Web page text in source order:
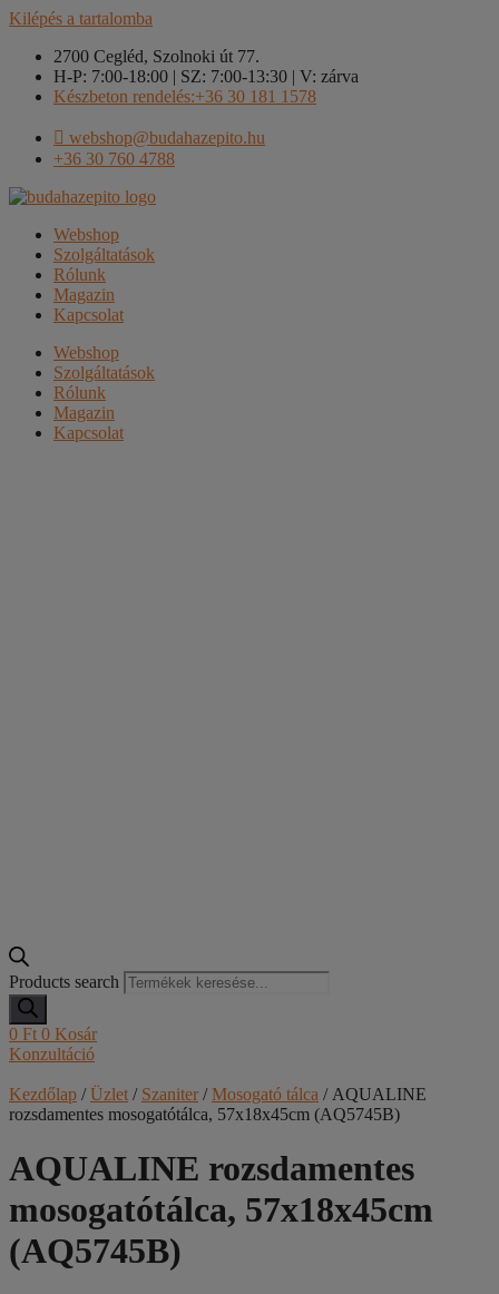
Kilépés a tartalomba
2700 Cegléd, Szolnoki út 77.
H-P: 7:00-18:00 | SZ: 7:00-13:30 | V: zárva
Készbeton rendelés:+36 30 181 1578
webshop@budahazepito.hu
+36 30 760 4788
Webshop
Szolgáltatások
Rólunk
Magazin
Kapcsolat
Webshop
Szolgáltatások
Rólunk
Magazin
Kapcsolat
Products search
0 Ft 0 Kosár
Konzultáció
Kezdőlap /Üzlet / Szaniter /Mosogató tálca / AQUALINE
rozsdamentes mosogatótálca, 57x18x45cm (AQ5745B)
AQUALINE rozsdamentes
mosogatótálca, 57x18x45cm
(AQ5745B)